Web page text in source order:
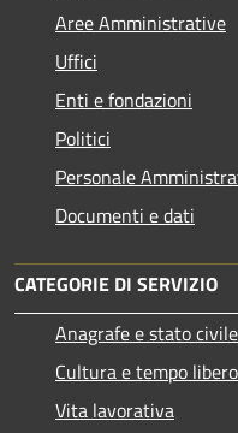
Aree Amministrative
Uffici
Enti e fondazioni
Politici
Personale
Documenti e dati
CATEGORIE DI SERVIZIO
Anagrafe e stato civile
Cultura e tempo libero
Vita lavorativa